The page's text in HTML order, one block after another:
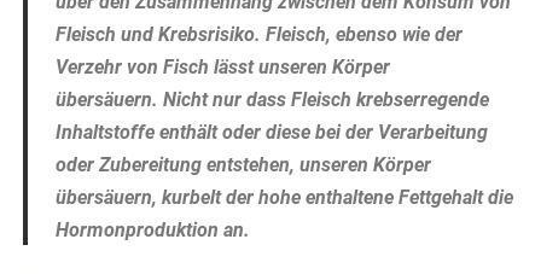
Fleisch und Krebsrisiko. Fleisch, ebenso wie der
Verzehr von Fisch lässt unseren Körper
übersäuern. Nicht nur dass Fleisch krebserregende
Inhaltstoffe enthält oder diese bei der Verarbeitung
oder Zubereitung entstehen, unseren Körper
übersäuern, kurbelt der hohe enthaltene Fettgehalt die
Hormonproduktion an.